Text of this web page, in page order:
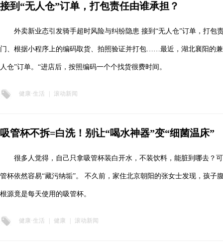
接到“无人仓”订单，打包责任由谁承担？
外卖新业态引发骑手超时风险与纠纷隐患 接到“无人仓”订单，打包
门、根据小程序上的编码取货、拍照验证并打包……最近，湖北襄阳的
人仓”订单。“进店后，按照编码一个个找货很费时间。
健康·生活 滚动新闻
吸管杯不拆=白洗！别让“喝水神器”变“细菌温床”
很多人觉得，自己只拿吸管杯装白开水，不装饮料，能脏到哪去？
管杯依然容易“藏污纳垢”。 不久前，家住北京朝阳的张女士发现，孩子
根源竟是每天使用的吸管杯。
健康·生活 健康 滚动新闻